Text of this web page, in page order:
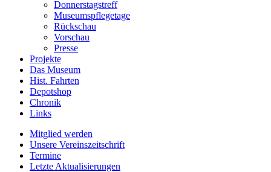
Donnerstagstreff
Museumspflegetage
Rückschau
Vorschau
Presse
Projekte
Das Museum
Hist. Fahrten
Depotshop
Chronik
Links
Mitglied werden
Unsere Vereinszeitschrift
Termine
Letzte Aktualisierungen